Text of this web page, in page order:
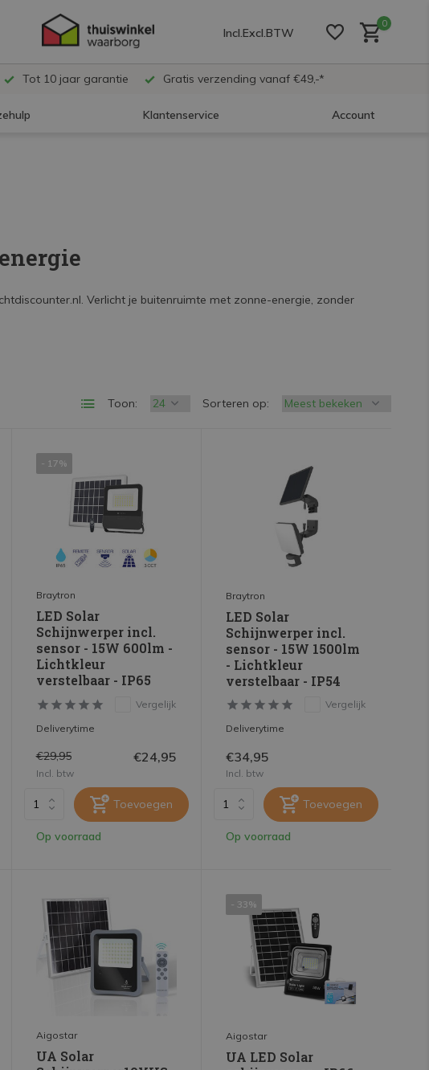
Incl.Excl.BTW
0
Tot 10 jaar garantie Gratis verzending vanaf €49,-*
Klantenservice Account
Verlicht je buitenruimte met zonne-energie, zonder
Toon: Sorteren op:
- 17%
Braytron
LED Solar
Schijnwerper incl.
sensor - 15W 600lm -
Lichtkleur
verstelbaar - IP65
Vergelijk
Deliverytime
€29,95 €24,95
Incl. btw
Toevoegen
Op voorraad
Braytron
LED Solar
Schijnwerper incl.
sensor - 15W 1500lm
- Lichtkleur
verstelbaar - IP54
Vergelijk
Deliverytime
€34,95
Incl. btw
Toevoegen
Op voorraad
Aigostar
UA Solar
- 33%
Aigostar
UA LED Solar